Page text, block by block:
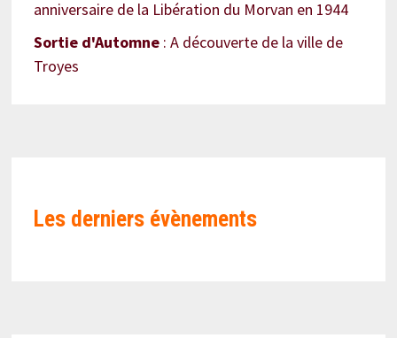
anniversaire de la Libération du Morvan en 1944
Sortie d'Automne : A découverte de la ville de
Troyes
Les derniers évènements